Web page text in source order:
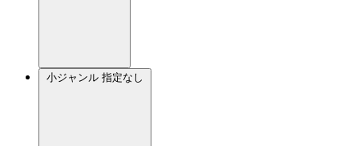
小ジャンル 指定なし